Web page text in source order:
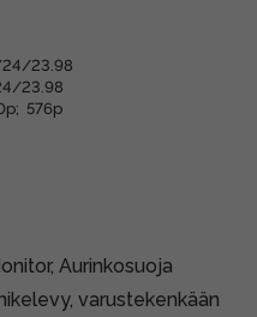
23.98
23.98
576p
Aurinkosuoja
varustekenkään